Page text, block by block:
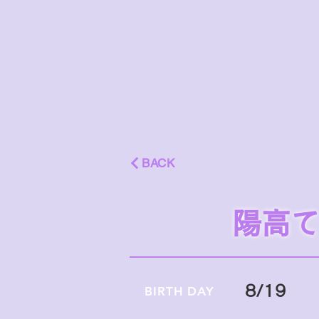
陽高
BIRTH DAY
BACK
8/19